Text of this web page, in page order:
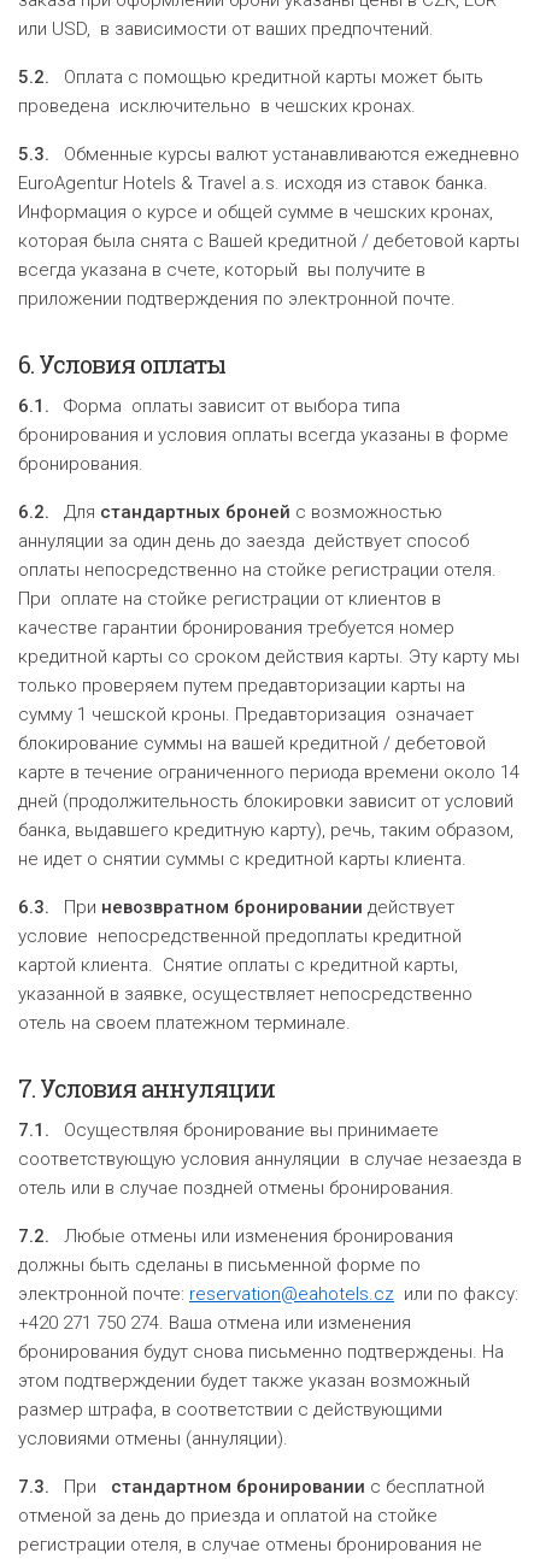
или USD, в зависимости от ваших предпочтений.
5.2.
Оплата с помощью кредитной карты может быть
проведена исключительно в чешских кронах.
5.3.
Обменные курсы валют устанавливаются ежедневно
EuroAgentur Hotels & Travel a.s. исходя из ставок банка.
Информация о курсе и общей сумме в чешских кронах,
которая была снята с Вашей кредитной / дебетовой карты
всегда указана в счете, который вы получите в
приложении подтверждения по электронной почте.
6.Условия оплаты
6.1. Форма оплаты зависит от выбора типа
бронирования и условия оплаты всегда указаны в форме
бронирования.
6.2. Для стандартных броней с возможностью
аннуляции за один день до заезда действует способ
оплаты непосредственно на стойке регистрации отеля.
При оплате на стойке регистрации от клиентов в
качестве гарантии бронирования требуется номер
кредитной карты со сроком действия карты. Эту карту мы
только проверяем путем предавторизации карты на
сумму 1 чешской кроны. Предавторизация означает
блокирование суммы на вашей кредитной / дебетовой
карте в течение ограниченного периода времени около 14
дней (продолжительность блокировки зависит от условий
банка, выдавшего кредитную карту), речь, таким образом,
не идет о снятии суммы с кредитной карты клиента.
6.3. При невозвратном бронировании действует
условие непосредственной предоплаты кредитной
картой клиента. Снятие оплаты с кредитной карты,
указанной в заявке, осуществляет непосредственно
отель на своем платежном терминале.
7.Условия аннуляции
7.1. Осуществляя бронирование вы принимаете
соответствующую условия аннуляции в случае незаезда в
отель или в случае поздней отмены бронирования.
7.2. Любые отмены или изменения бронирования
должны быть сделаны в письменной форме по
электронной почте: reservation@eahotels.cz или по факсу:
+420 271 750 274. Ваша отмена или изменения
бронирования будут снова письменно подтверждены. На
этом подтверждении будет также указан возможный
размер штрафа, в соответствии с действующими
условиями отмены (аннуляции).
7.3. При стандартном бронировании с бесплатной
отменой за день до приезда и оплатой на стойке
регистрации отеля, в случае отмены бронирования не